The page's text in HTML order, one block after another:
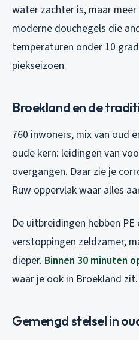
water zachter is, maar
moderne douchegels die
temperaturen onder 10
piekseizoen.
Broekland en de
760 inwoners, mix van oud
oude kern: leidingen van
overgangen. Daar zie je
Ruw oppervlak waar alles
De uitbreidingen hebben
verstoppingen zeldzamer,
dieper. Binnen 30 minuten
waar je ook in Broekland zit.
Gemengd stelsel in